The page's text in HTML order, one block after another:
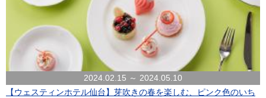
2024.02.15 ～ 2024.05.10
【ウェスティンホテル仙台】芽吹きの春を楽しむ、ピンク色のいち